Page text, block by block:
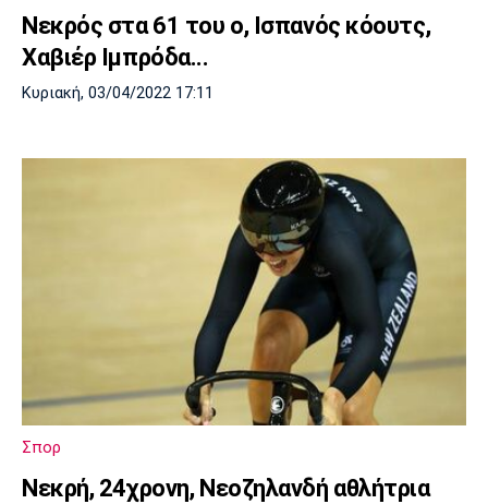
Νεκρός στα 61 του ο, Ισπανός κόουτς,
Χαβιέρ Ιμπρόδα...
Κυριακή, 03/04/2022 17:11
Σπορ
Νεκρή, 24χρονη, Νεοζηλανδή αθλήτρια